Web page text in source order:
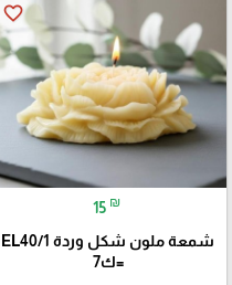
favorite_border
15 ₪
شمعة ملون شكل وردة EL40/1
=ك7